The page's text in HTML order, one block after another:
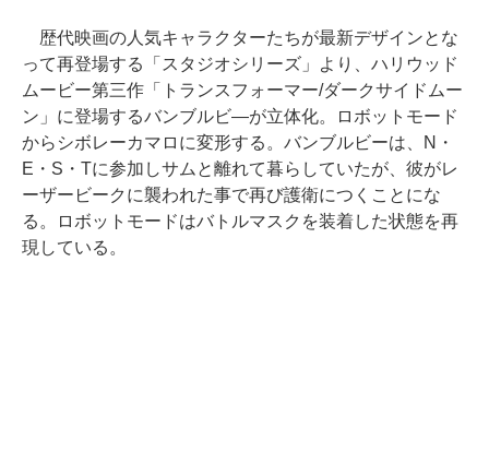
歴代映画の人気キャラクターたちが最新デザインとな
って再登場する「スタジオシリーズ」より、ハリウッド
ムービー第三作「トランスフォーマー/ダークサイドムー
ン」に登場するバンブルビ―が立体化。ロボットモード
からシボレーカマロに変形する。バンブルビーは、N・
E・S・Tに参加しサムと離れて暮らしていたが、彼がレ
ーザービークに襲われた事で再び護衛につくことにな
る。ロボットモードはバトルマスクを装着した状態を再
現している。